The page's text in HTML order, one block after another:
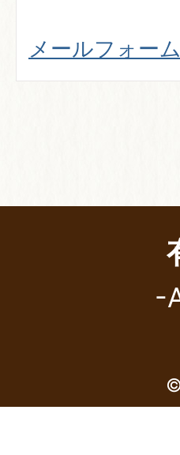
メールフォー
-